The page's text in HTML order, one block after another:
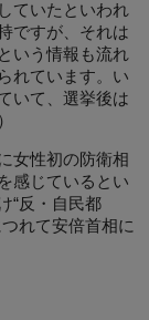
ていたといわれ
ですが、それは
いう情報も流れ
れています。い
いて、選挙後は
女性初の防衛相
感じているとい
“反・自民都
れて安倍首相に